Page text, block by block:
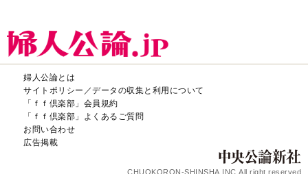
婦人公論とは
サイトポリシー／データの収集と利用について
「ｆｆ倶楽部」会員規約
「ｆｆ倶楽部」よくあるご質問
お問い合わせ
広告掲載
CHUOKORON-SHINSHA,INC.All right reserved